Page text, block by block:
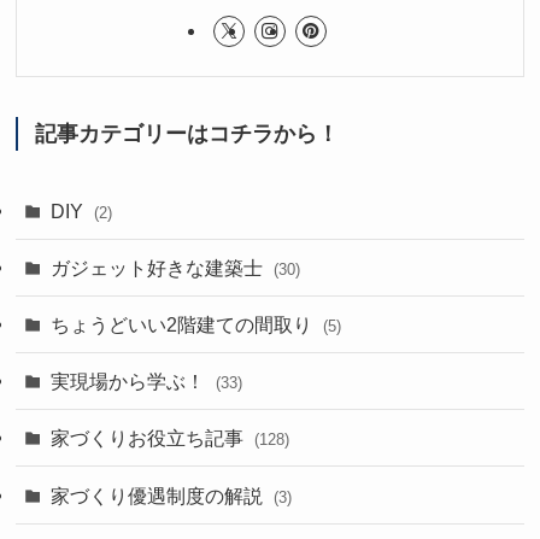
記事カテゴリーはコチラから！
DIY (2)
ガジェット好きな建築士 (30)
ちょうどいい2階建ての間取り (5)
実現場から学ぶ！ (33)
家づくりお役立ち記事 (128)
家づくり優遇制度の解説 (3)